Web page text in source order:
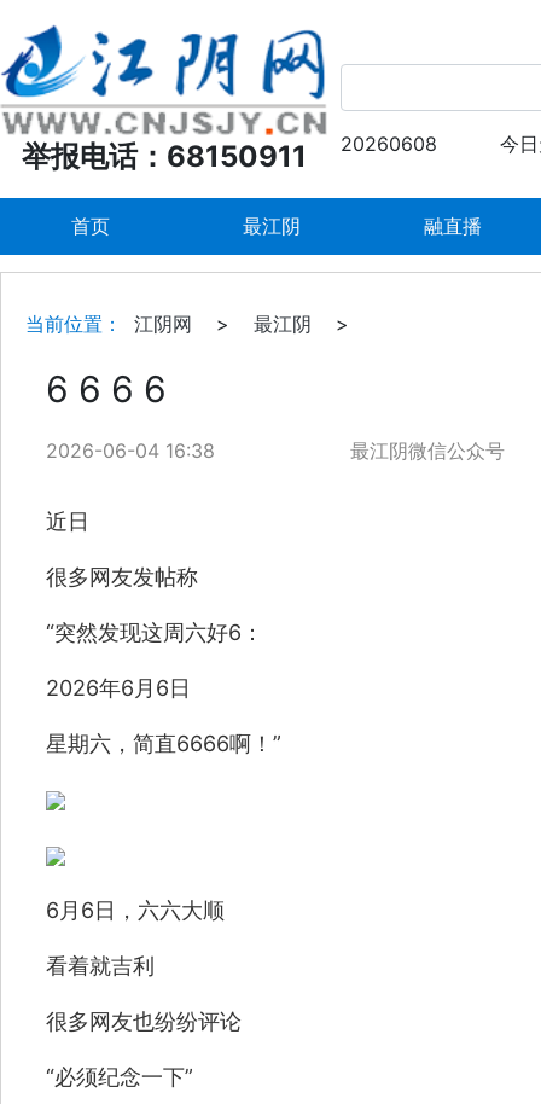
举报电话：68150911 20260608 今
首页 最江阴 融直播
当前位置： 江阴网 > 最江阴 >
6 6 6 6
2026-06-04 16:38 最江阴微信公众号
近日
很多网友发帖称
“突然发现这周六好6：
2026年6月6日
星期六，简直6666啊！”
6月6日，六六大顺
看着就吉利
很多网友也纷纷评论
“必须纪念一下”